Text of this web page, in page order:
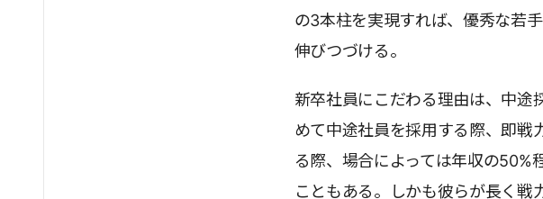
の3本柱を実現すれば、優秀な若
伸びつづける。
新卒社員にこだわる理由は、中途
めて中途社員を採用する際、即戦
る際、場合によっては年収の50%
こともある。しかも彼らが長く戦